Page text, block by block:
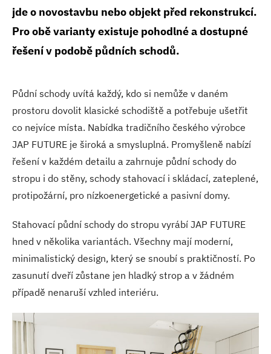
jde o novostavbu nebo objekt před rekonstrukcí.
Pro obě varianty existuje pohodlné a dostupné
řešení v podobě půdních schodů.
Půdní schody uvítá každý, kdo si nemůže v daném
prostoru dovolit klasické schodiště a potřebuje ušetřit
co nejvíce místa. Nabídka tradičního českého výrobce
JAP FUTURE je široká a smysluplná. Promyšleně nabízí
řešení v každém detailu a zahrnuje půdní schody do
stropu i do stěny, schody stahovací i skládací, zateplené,
protipožární, pro nízkoenergetické a pasivní domy.
Stahovací půdní schody do stropu vyrábí JAP FUTURE
hned v několika variantách. Všechny mají moderní,
minimalistický design, který se snoubí s praktičností. Po
zasunutí dveří zůstane jen hladký strop a v žádném
případě nenaruší vzhled interiéru.